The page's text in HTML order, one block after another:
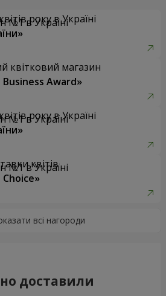
року в Україні
квітковий магазин
Award»
року в Україні
квітів
доставили